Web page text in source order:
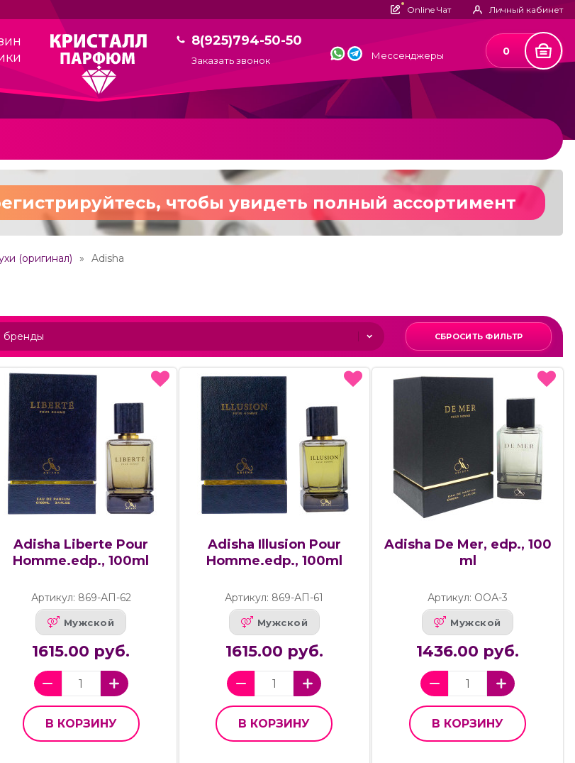
Online Чат Личный кабинет
8(925)794-50-50
Заказать звонок Мессенджеры 0
чтобы увидеть полный ассортимент
(оригинал) Adisha
СБРОСИТЬ ФИЛЬТР
Adisha Liberte Pour
Homme.edp., 100ml
Артикул: 869-АП-62
Мужской
1615.00 руб.
В КОРЗИНУ
Adisha Illusion Pour
Homme.edp., 100ml
Артикул: 869-АП-61
Мужской
1615.00 руб.
В КОРЗИНУ
Adisha De Mer, edp., 100
ml
Артикул: ООА-3
Мужской
1436.00 руб.
В КОРЗИНУ